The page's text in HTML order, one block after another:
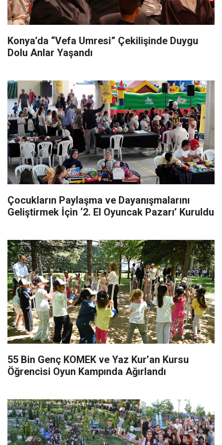
Konya’da “Vefa Umresi” Çekilişinde Duygu
Dolu Anlar Yaşandı
Çocukların Paylaşma ve Dayanışmalarını
Geliştirmek İçin ‘2. El Oyuncak Pazarı’ Kuruldu
55 Bin Genç KOMEK ve Yaz Kur’an Kursu
Öğrencisi Oyun Kampında Ağırlandı